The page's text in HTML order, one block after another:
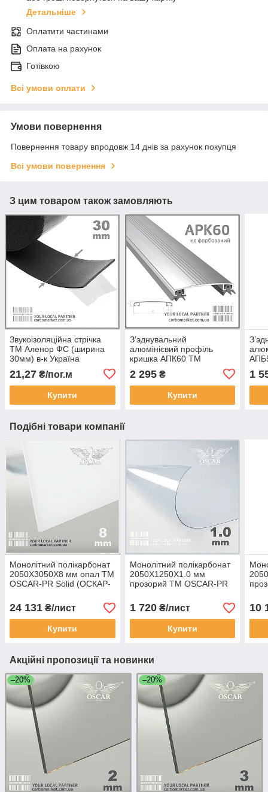
Детальніше
Оплатити частинами
Оплата на рахунок
Готівкою
Всі умови оплати
Умови повернення
Повернення товару впродовж 14 днів за рахунок покупця
Всі умови повернення
З цим товаром також замовляють
Звукоізоляційна стрічка
ТМ Аленор ФС (ширина
30мм) в-к Україна
21,27 ₴/пог.м
Купити
З’эднувальний
алюмінієвий профіль
кришка АПК60 ТМ
АЛЮПРО 60 мм / довжина
6,1 м не фарбований
(Україна)
2 295₴
Купити
1
Подібні товари компанії
Монолітний полікарбонат
2050Х3050Х8 мм опал TM
OSCAR-PR Solid (ОСКАР-
24 131 ₴/лист
Купити
Монолітний полікарбонат
2050Х1250Х1.0 мм
прозорий TM OSCAR-PR
Сербія
1 720₴/лист
Купити
10
Акційні пропозиції та новинки
–20% –20%